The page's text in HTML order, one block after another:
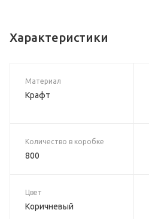
Характеристики
Материал
Крафт
Количество в коробке
800
Цвет
Коричневый